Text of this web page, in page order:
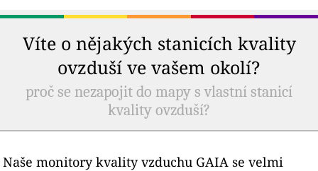
Víte o nějakých stanicích kvality
ovzduší ve vašem okolí?
proč se nezapojit do mapy s vlastní stanicí
kvality ovzduší?
Naše monitory kvality vzduchu GAIA se velmi